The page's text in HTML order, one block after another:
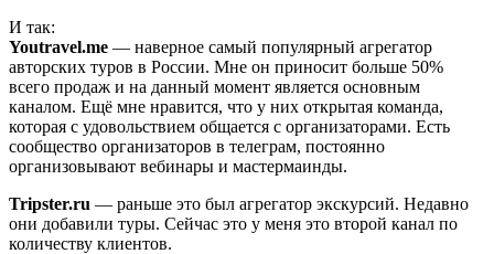
И так:
Youtravel.me — наверное самый популярный агрегатор
авторских туров в России. Мне он приносит больше 50%
всего продаж и на данный момент является основным
каналом. Ещё мне нравится, что у них открытая команда,
которая с удовольствием общается с организаторами. Есть
сообщество организаторов в телеграм, постоянно
организовывают вебинары и мастермаинды.
Tripster.ru — раньше это был агрегатор экскурсий. Недавно
они добавили туры. Сейчас это у меня это второй канал по
количеству клиентов.